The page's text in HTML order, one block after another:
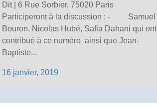
Dit | 6 Rue Sorbier, 75020 Paris
Participeront à la discussion : - Samuel
Bouron, Nicolas Hubé, Safia Dahani qui ont
contribué à ce numéro ainsi que Jean-
Baptiste...
16 janvier, 2019